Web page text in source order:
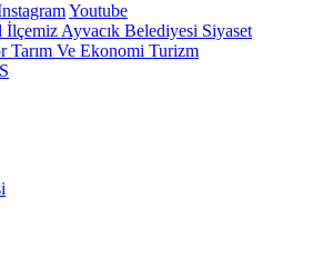
Youtube
İlçemiz Ayvacık Belediyesi Siyaset
Tarım Ve Ekonomi Turizm